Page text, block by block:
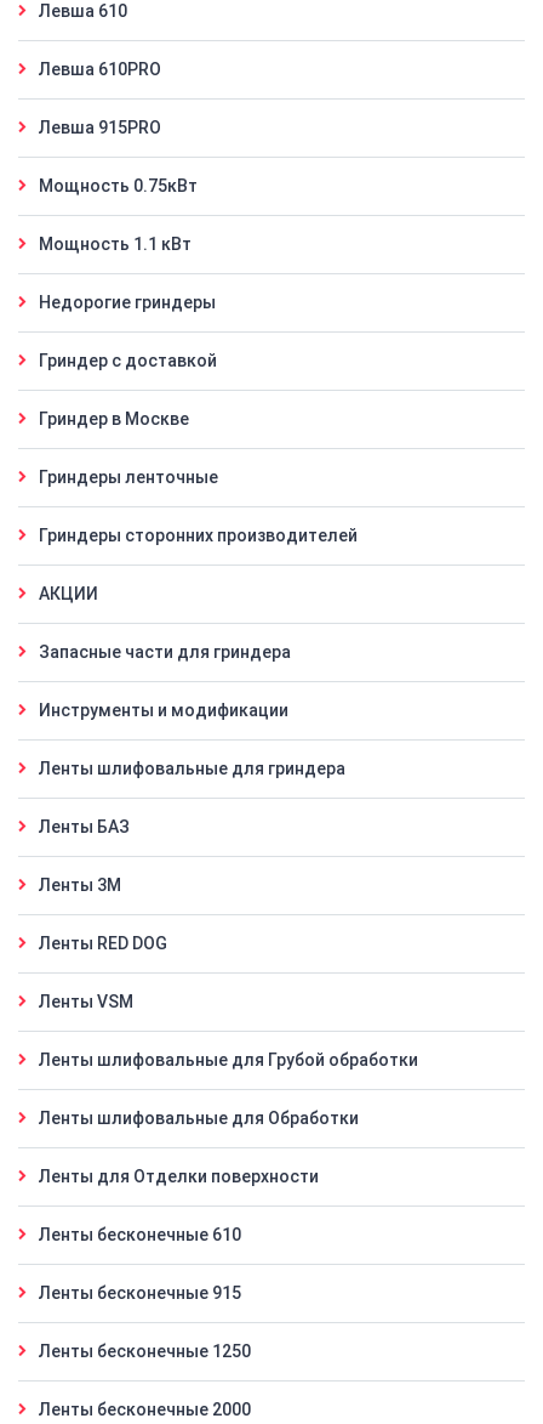
Левша 610
Левша 610PRO
Левша 915PRO
Мощность 0.75кВт
Мощность 1.1 кВт
Недорогие гриндеры
Гриндер с доставкой
Гриндер в Москве
Гриндеры ленточные
Гриндеры сторонних производителей
АКЦИИ
Запасные части для гриндера
Инструменты и модификации
Ленты шлифовальные для гриндера
Ленты БАЗ
Ленты 3M
Ленты RED DOG
Ленты VSM
Ленты шлифовальные для Грубой обработки
Ленты шлифовальные для Обработки
Ленты для Отделки поверхности
Ленты бесконечные 610
Ленты бесконечные 915
Ленты бесконечные 1250
Ленты бесконечные 2000